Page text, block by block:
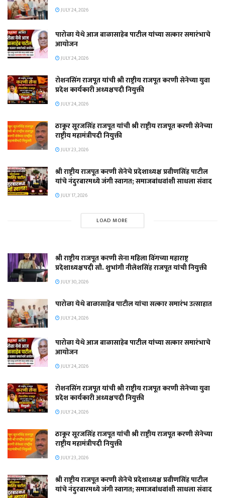
JULY 24, 2026
पारोळा येथे आज बाळासाहेब पाटील यांच्या सत्कार समारंभाचे
आयोजन
JULY 24, 2026
रोशनसिंग राजपूत यांची श्री राष्ट्रीय राजपूत करणी सेनेच्या युवा
प्रदेश कार्यकारी अध्यक्षपदी नियुक्ती
JULY 24, 2026
ठाकूर सूरजसिंह राजपूत यांची श्री राष्ट्रीय राजपूत करणी सेनेच्या
राष्ट्रीय महामंत्रीपदी नियुक्ती
JULY 23, 2026
श्री राष्ट्रीय राजपूत करणी सेनेचे प्रदेशाध्यक्ष प्रवीणसिंह पाटील
यांचे नंदुरबारमध्ये जंगी स्वागत; समाजबांधवांशी साधला संवाद
JULY 17, 2026
LOAD MORE
श्री राष्ट्रीय राजपूत करणी सेना महिला विंगच्या महाराष्ट्र
प्रदेशाध्यक्षपदी सौ. शुभांगी नीलेशसिंह राजपूत यांची नियुक्ती
JULY 30, 2026
पारोळा येथे बाळासाहेब पाटील यांचा सत्कार समारंभ उत्साहात
JULY 24, 2026
पारोळा येथे आज बाळासाहेब पाटील यांच्या सत्कार समारंभाचे
आयोजन
JULY 24, 2026
रोशनसिंग राजपूत यांची श्री राष्ट्रीय राजपूत करणी सेनेच्या युवा
प्रदेश कार्यकारी अध्यक्षपदी नियुक्ती
JULY 24, 2026
ठाकूर सूरजसिंह राजपूत यांची श्री राष्ट्रीय राजपूत करणी सेनेच्या
राष्ट्रीय महामंत्रीपदी नियुक्ती
JULY 23, 2026
श्री राष्ट्रीय राजपूत करणी सेनेचे प्रदेशाध्यक्ष प्रवीणसिंह पाटील
यांचे नंदुरबारमध्ये जंगी स्वागत; समाजबांधवांशी साधला संवाद